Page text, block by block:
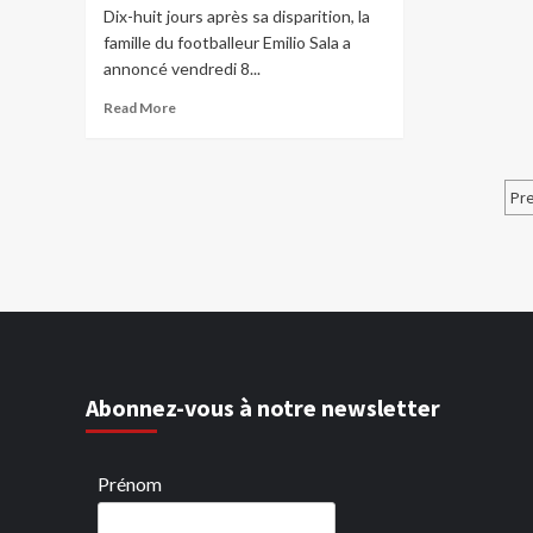
Dix-huit jours après sa disparition, la
famille du footballeur Emilio Sala a
annoncé vendredi 8...
Read More
Abonnez-vous à notre newsletter
Prénom